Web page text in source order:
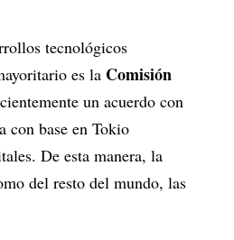
tecnológicos
es la Comisión
un acuerdo con
con base en Tokio
De esta manera, la
del resto del mundo, las